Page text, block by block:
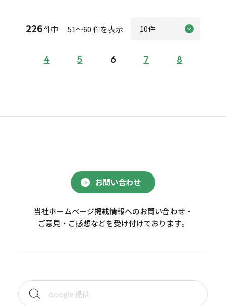
226件中 51～60 件を表示
4 5 6 7 8
お問い合わせ
当社ホームページ掲載情報へのお問い合わせ・
ご意見・ご感想などを受け付けております。